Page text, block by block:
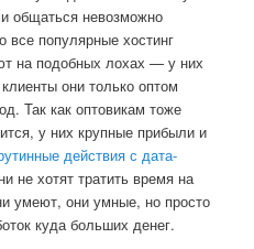
общаться невозможно
популярные хостинг
на подобных лохах — у них
они только оптом
Так как оптовикам тоже
у них крупные прибыли и
действия с дата-
не хотят тратить время на
умеют, они умные, но просто
куда больших денег.